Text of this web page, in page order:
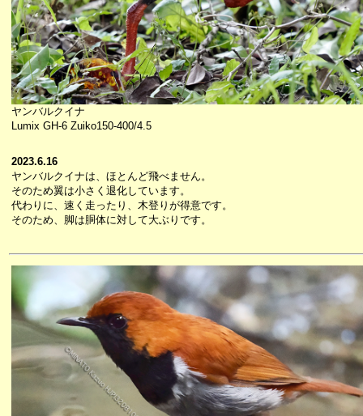
ヤンバルクイナ
Lumix GH-6 Zuiko150-400/4.5
2023.6.16
ヤンバルクイナは、ほとんど飛べません。
そのため翼は小さく退化しています。
代わりに、速く走ったり、木登りが得意です。
そのため、脚は胴体に対して大ぶりです。